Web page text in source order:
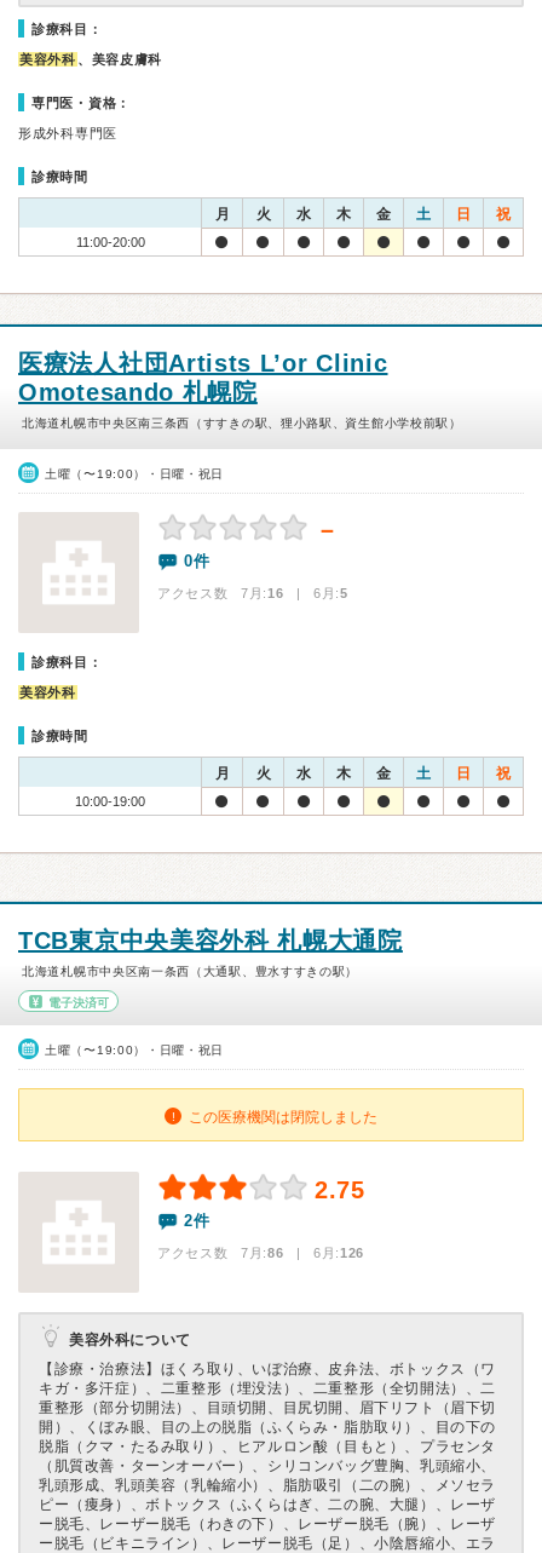
診療科目：
美容外科 、美容皮膚科
専門医・資格：
形成外科専門医
診療時間
月 火 水 木 金 土 日 祝
11:00-20:00
医療法人社団Artists L’or Clinic
Omotesando 札幌院
北海道札幌市中央区南三条西（すすきの駅、狸小路駅、資生館小学校前駅）
土曜（〜19:00）・日曜・祝日
－
0件
アクセス数 7月:16 | 6月:5
診療科目：
美容外科
診療時間
月 火 水 木 金 土 日 祝
10:00-19:00
TCB東京中央美容外科 札幌大通院
北海道札幌市中央区南一条西（大通駅、豊水すすきの駅）
電子決済可
土曜（〜19:00）・日曜・祝日
この医療機関は閉院しました
2.75
2件
アクセス数 7月:86 | 6月:126
美容外科について
【診療・治療法】 ほくろ取り、いぼ治療、皮弁法、ボトックス（ワ
キガ・多汗症）、二重整形（埋没法）、二重整形（全切開法）、二
重整形（部分切開法）、目頭切開、目尻切開、眉下リフト（眉下切
開）、くぼみ眼、目の上の脱脂（ふくらみ・脂肪取り）、目の下の
脱脂（クマ・たるみ取り）、ヒアルロン酸（目もと）、プラセンタ
（肌質改善・ターンオーバー）、シリコンバッグ豊胸、乳頭縮小、
乳頭形成、乳頭美容（乳輪縮小）、脂肪吸引（二の腕）、メソセラ
ピー（痩身）、ボトックス（ふくらはぎ、二の腕、大腿）、レーザ
ー脱毛、レーザー脱毛（わきの下）、レーザー脱毛（腕）、レーザ
ー脱毛（ビキニライン）、レーザー脱毛（足）、小陰唇縮小、エラ